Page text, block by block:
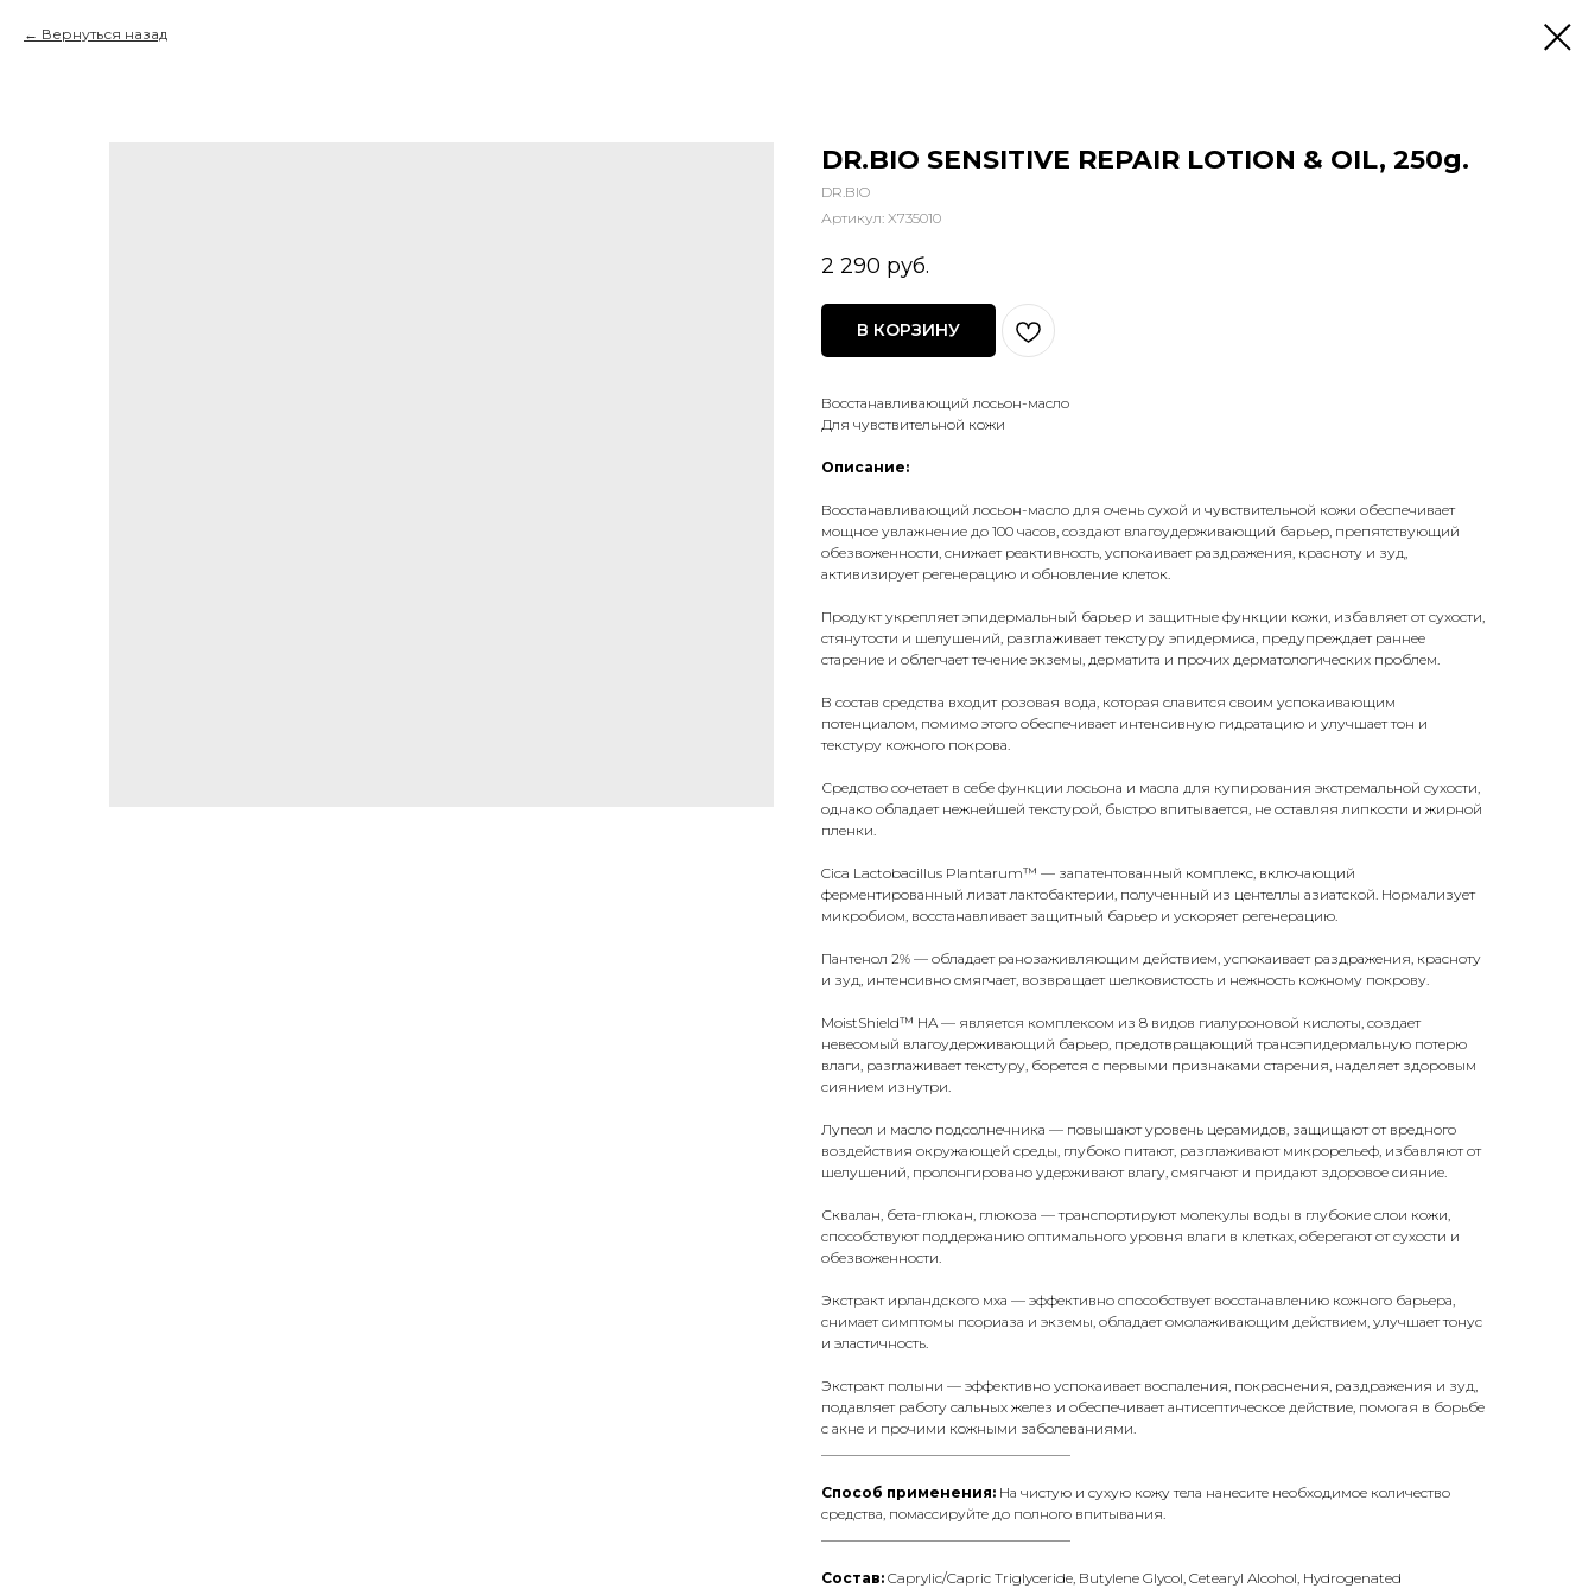
Вернуться назад
DR.BIO SENSITIVE REPAIR LOTION & OIL, 250g.
DR.BIO
Артикул: X735010
2 290 руб.
В КОРЗИНУ
Восстанавливающий лосьон-масло
Для чувствительной кожи
Описание:
Восстанавливающий лосьон-масло для очень сухой и чувствительной кожи обеспечивает
мощное увлажнение до 100 часов, создают влагоудерживающий барьер, препятствующий
обезвоженности, снижает реактивность, успокаивает раздражения, красноту и зуд,
активизирует регенерацию и обновление клеток.
Продукт укрепляет эпидермальный барьер и защитные функции кожи, избавляет от сухости,
стянутости и шелушений, разглаживает текстуру эпидермиса, предупреждает раннее
старение и облегчает течение экземы, дерматита и прочих дерматологических проблем.
В состав средства входит розовая вода, которая славится своим успокаивающим
потенциалом, помимо этого обеспечивает интенсивную гидратацию и улучшает тон и
текстуру кожного покрова.
Средство сочетает в себе функции лосьона и масла для купирования экстремальной сухости,
однако обладает нежнейшей текстурой, быстро впитывается, не оставляя липкости и жирной
пленки.
Cica Lactobacillus Plantarum™ — запатентованный комплекс, включающий
ферментированный лизат лактобактерии, полученный из центеллы азиатской. Нормализует
микробиом, восстанавливает защитный барьер и ускоряет регенерацию.
Пантенол 2% — обладает ранозаживляющим действием, успокаивает раздражения, красноту
и зуд, интенсивно смягчает, возвращает шелковистость и нежность кожному покрову.
MoistShield™ HA— является комплексом из 8 видов гиалуроновой кислоты, создает
невесомый влагоудерживающий барьер, предотвращающий трансэпидермальную потерю
влаги, разглаживает текстуру, борется с первыми признаками старения, наделяет здоровым
сиянием изнутри.
Лупеол и масло подсолнечника — повышают уровень церамидов, защищают от вредного
воздействия окружающей среды, глубоко питают, разглаживают микрорельеф, избавляют от
шелушений, пролонгировано удерживают влагу, смягчают и придают здоровое сияние.
Сквалан, бета-глюкан, глюкоза — транспортируют молекулы воды в глубокие слои кожи,
способствуют поддержанию оптимального уровня влаги в клетках, оберегают от сухости и
обезвоженности.
Экстракт ирландского мха — эффективно способствует восстанавлению кожного барьера,
снимает симптомы псориаза и экземы, обладает омолаживающим действием, улучшает тонус
и эластичность.
Экстракт полыни — эффективно успокаивает воспаления, покраснения, раздражения и зуд,
подавляет работу сальных желез и обеспечивает антисептическое действие, помогая в борьбе
с акне и прочими кожными заболеваниями.
Способ применения: На чистую и сухую кожу тела нанесите необходимое количество
средства, помассируйте до полного впитывания.
Состав: Caprylic/Capric Triglyceride, Butylene Glycol, Cetearyl Alcohol, Hydrogenated